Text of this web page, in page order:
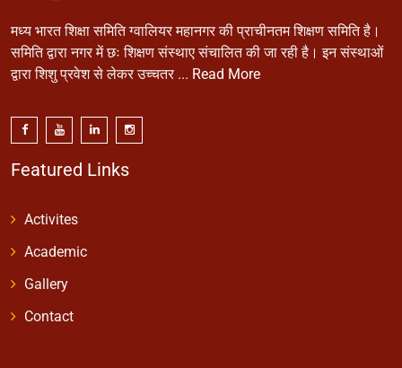
मध्य भारत शिक्षा समिति ग्वालियर महानगर की प्राचीनतम शिक्षण समिति है।
समिति द्वारा नगर में छः शिक्षण संस्थाए संचालित की जा रही है। इन संस्थाओं
द्वारा शिशु प्रवेश से लेकर उच्चतर ... Read More
Featured Links
Activites
Academic
Gallery
Contact